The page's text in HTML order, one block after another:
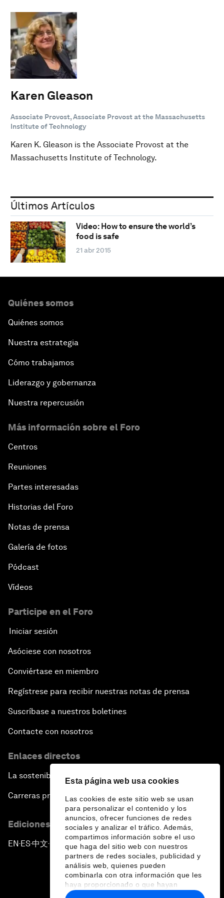
Esta página web usa cookies
Las cookies de este sitio web se usan
para personalizar el contenido y los
anuncios, ofrecer funciones de redes
sociales y analizar el tráfico. Además,
compartimos información sobre el uso
que haga del sitio web con nuestros
partners de redes sociales, publicidad y
análisis web, quienes pueden
combinarla con otra información que les
haya proporcionado o que hayan
recopilado a partir del uso que haya
Karen Gleason
Associate Provost, Associate Provost at the Massachusetts
Institute of Technology
Karen K. Gleason is the Associate Provost at the
Massachusetts Institute of Technology.
Últimos Artículos
Video: How to ensure the world’s
food is safe
21 abr 2015
Quiénes somos
Quiénes somos
Nuestra estrategia
Cómo trabajamos
Liderazgo y gobernanza
Nuestra repercusión
Más información sobre el Foro
Centros
Reuniones
Partes interesadas
Historias del Foro
Notas de prensa
Galería de fotos
Pódcast
Vídeos
Participe en el Foro
Iniciar sesión
Asóciese con nosotros
Conviértase en miembro
Regístrese para recibir nuestras notas de prensa
Suscríbase a nuestros boletines
Contacte con nosotros
Enlaces directos
La sostenibilidad en el Foro
Carreras profesionales
Ediciones en otros idiomas
EN ▪ES▪中文▪ 日本語